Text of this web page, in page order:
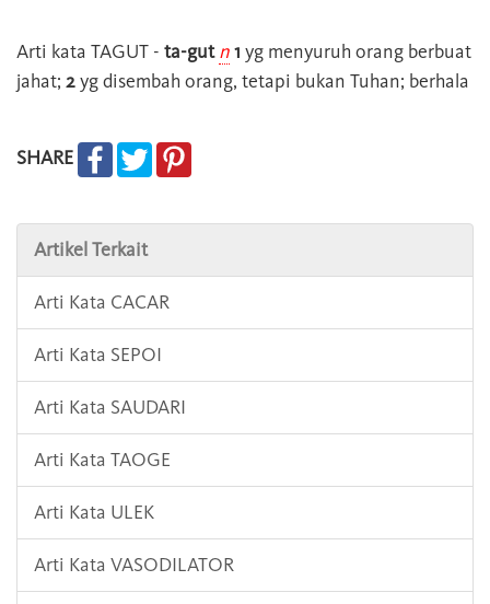
Arti kata TAGUT - ta-gut n1 yg menyuruh orang berbuat
jahat; 2yg disembah orang, tetapi bukan Tuhan; berhala
SHARE
Artikel Terkait
Arti Kata CACAR
Arti Kata SEPOI
Arti Kata SAUDARI
Arti Kata TAOGE
Arti Kata ULEK
Arti Kata VASODILATOR